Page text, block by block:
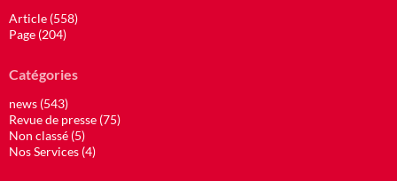
Article (558)
Page (204)
Catégories
news (543)
Revue de presse (75)
Non classé (5)
Nos Services (4)